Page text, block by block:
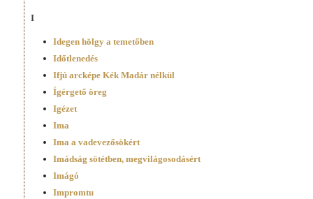
I
Idegen hölgy a temetőben
Időtlenedés
Ifjú arcképe Kék Madár nélkül
Ígérgető öreg
Igézet
Ima
Ima a vadevezősökért
Imádság sötétben, megvilágosodásért
Imágó
Impromtu